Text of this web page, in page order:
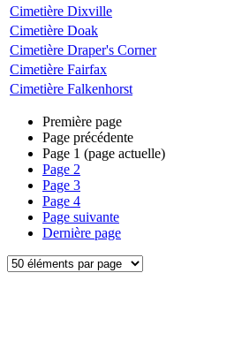
Cimetière Dixville
Cimetière Doak
Cimetière Draper's Corner
Cimetière Fairfax
Cimetière Falkenhorst
Première page
Page précédente
Page 1 (page actuelle)
Page 2
Page 3
Page 4
Page suivante
Dernière page